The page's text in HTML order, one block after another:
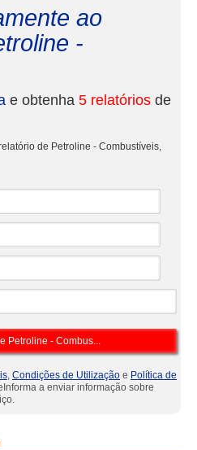
ao
-
e obtenha 5 relatórios de
de Petroline - Combustíveis,
, Condições de Utilização e Política de
a enviar informação sobre